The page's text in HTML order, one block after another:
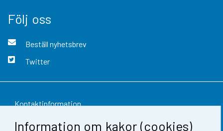
Information om kakor (cookies)
Följ oss
Beställ nyhetsbrev
Twitter
Kontaktinformation
Respons